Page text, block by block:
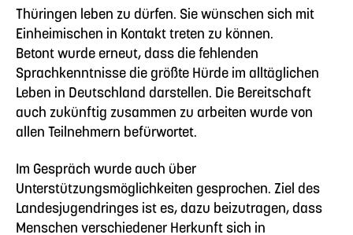
Thüringen leben zu dürfen. Sie wünschen sich mit
Einheimischen in Kontakt treten zu können.
Betont wurde erneut, dass die fehlenden
Sprachkenntnisse die größte Hürde im alltäglichen
Leben in Deutschland darstellen. Die Bereitschaft
auch zukünftig zusammen zu arbeiten wurde von
allen Teilnehmern befürwortet.
Im Gespräch wurde auch über
Unterstützungsmöglichkeiten gesprochen. Ziel des
Landesjugendringes ist es, dazu beizutragen, dass
Menschen verschiedener Herkunft sich in